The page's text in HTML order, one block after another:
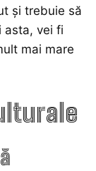
și trebuie să
asta, vei fi
mai mare